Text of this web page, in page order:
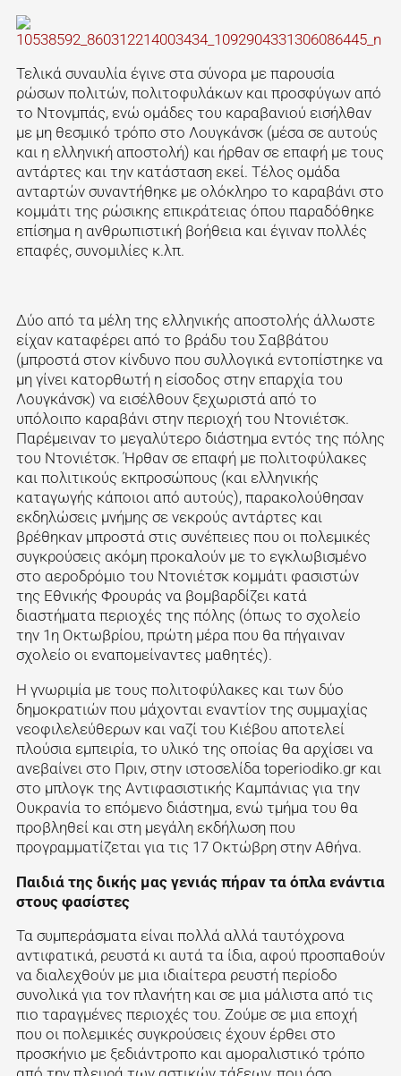
Τελικά συναυλία έγινε στα σύνορα με παρουσία
ρώσων πολιτών, πολιτοφυλάκων και προσφύγων από
το Ντονμπάς, ενώ ομάδες του καραβανιού εισήλθαν
με μη θεσμικό τρόπο στο Λουγκάνσκ (μέσα σε αυτούς
και η ελληνική αποστολή) και ήρθαν σε επαφή με τους
αντάρτες και την κατάσταση εκεί. Τέλος ομάδα
ανταρτών συναντήθηκε με ολόκληρο το καραβάνι στο
κομμάτι της ρώσικης επικράτειας όπου παραδόθηκε
επίσημα η ανθρωπιστική βοήθεια και έγιναν πολλές
επαφές, συνομιλίες κ.λπ.
Δύο από τα μέλη της ελληνικής αποστολής άλλωστε
είχαν καταφέρει από το βράδυ του Σαββάτου
(μπροστά στον κίνδυνο που συλλογικά εντοπίστηκε να
μη γίνει κατορθωτή η είσοδος στην επαρχία του
Λουγκάνσκ) να εισέλθουν ξεχωριστά από το
υπόλοιπο καραβάνι στην περιοχή του Ντονιέτσκ.
Παρέμειναν το μεγαλύτερο διάστημα εντός της πόλης
του Ντονιέτσκ. Ήρθαν σε επαφή με πολιτοφύλακες
και πολιτικούς εκπροσώπους (και ελληνικής
καταγωγής κάποιοι από αυτούς), παρακολούθησαν
εκδηλώσεις μνήμης σε νεκρούς αντάρτες και
βρέθηκαν μπροστά στις συνέπειες που οι πολεμικές
συγκρούσεις ακόμη προκαλούν με το εγκλωβισμένο
στο αεροδρόμιο του Ντονιέτσκ κομμάτι φασιστών
της Εθνικής Φρουράς να βομβαρδίζει κατά
διαστήματα περιοχές της πόλης (όπως το σχολείο
την 1η Οκτωβρίου, πρώτη μέρα που θα πήγαιναν
σχολείο οι εναπομείναντες μαθητές).
Η γνωριμία με τους πολιτοφύλακες και των δύο
δημοκρατιών που μάχονται εναντίον της συμμαχίας
νεοφιλελεύθερων και ναζί του Κιέβου αποτελεί
πλούσια εμπειρία, το υλικό της οποίας θα αρχίσει να
ανεβαίνει στο Πριν, στην ιστοσελίδα toperiodiko.grκαι
στο μπλογκ της Αντιφασιστικής Καμπάνιας για την
Ουκρανία το επόμενο διάστημα, ενώ τμήμα του θα
προβληθεί και στη μεγάλη εκδήλωση που
προγραμματίζεται για τις 17 Οκτώβρη στην Αθήνα.
Παιδιά της δικής μας γενιάς πήραν τα όπλα ενάντια
στους φασίστες
Τα συμπεράσματα είναι πολλά αλλά ταυτόχρονα
αντιφατικά, ρευστά κι αυτά τα ίδια, αφού προσπαθούν
να διαλεχθούν με μια ιδιαίτερα ρευστή περίοδο
συνολικά για τον πλανήτη και σε μια μάλιστα από τις
πιο ταραγμένες περιοχές του. Ζούμε σε μια εποχή
που οι πολεμικές συγκρούσεις έχουν έρθει στο
προσκήνιο με ξεδιάντροπο και αμοραλιστικό τρόπο